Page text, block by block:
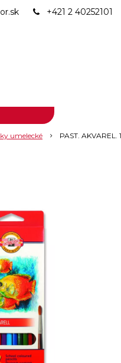
+421 2 40252101
umelecké PAST. AKVAREL.